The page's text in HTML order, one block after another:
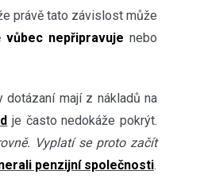
právě tato závislost může
vůbec nepřipravuje nebo
dotázaní mají z nákladů na
je často nedokáže pokrýt.
Vyplatí se proto začít
penzijní společnosti.